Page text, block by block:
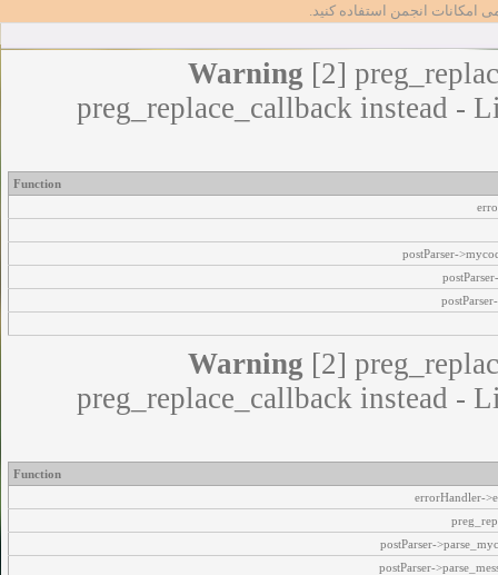
امکانات انجمن استفاده کنید.
Warning [2]
preg_replace_callback instead -
Function
postParser-
Warning [2]
preg_replace_callback instead -
Function
errorHandler-
postParser-
postParser-